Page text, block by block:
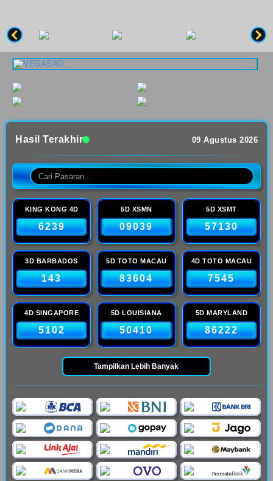
Hasil Terakhir 09 Agustus 2026
KING KONG 4D
6239
5D XSMN
09039
5D XSMT
57130
3D BARBADOS
143
5D TOTO MACAU
83604
4D TOTO MACAU
7545
4D SINGAPORE
5102
5D LOUISIANA
50410
5D MARYLAND
86222
Tampilkan Lebih Banyak